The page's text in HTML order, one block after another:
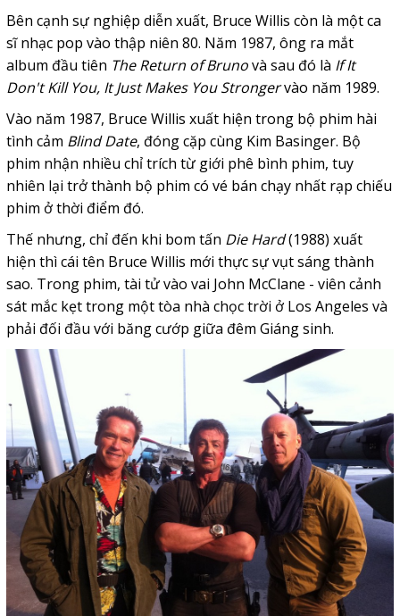
Bên cạnh sự nghiệp diễn xuất, Bruce Willis còn là một ca
sĩ nhạc pop vào thập niên 80. Năm 1987, ông ra mắt
album đầu tiên The Return of Brunovà sau đó là If It
Don't Kill You, It Just Makes You Strongervào năm 1989.
Vào năm 1987, Bruce Willis xuất hiện trong bộ phim hài
tình cảm Blind Date, đóng cặp cùng Kim Basinger. Bộ
phim nhận nhiều chỉ trích từ giới phê bình phim, tuy
nhiên lại trở thành bộ phim có vé bán chạy nhất rạp chiếu
phim ở thời điểm đó.
Thế nhưng, chỉ đến khi bom tấn Die Hard(1988) xuất
hiện thì cái tên Bruce Willis mới thực sự vụt sáng thành
sao. Trong phim, tài tử vào vai John McClane - viên cảnh
sát mắc kẹt trong một tòa nhà chọc trời ở Los Angeles và
phải đối đầu với băng cướp giữa đêm Giáng sinh.